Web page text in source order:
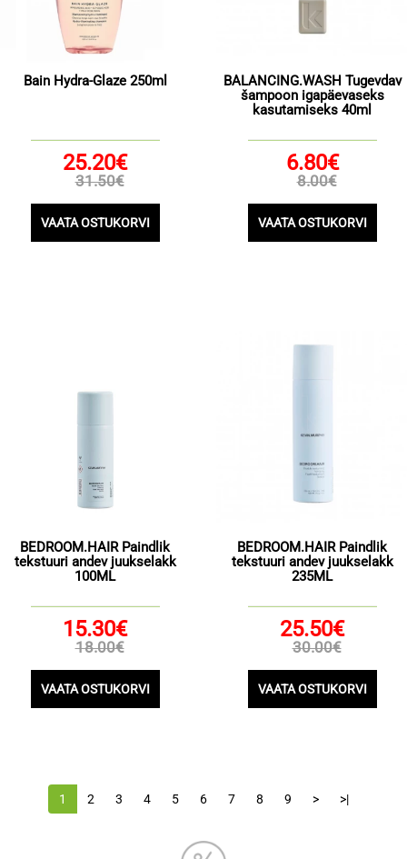
Bain Hydra-Glaze 250ml
25.20€
31.50€
VAATA OSTUKORVI
BALANCING.WASH Tugevdav
šampoon igapäevaseks
kasutamiseks 40ml
6.80€
8.00€
VAATA OSTUKORVI
BEDROOM.HAIR Paindlik
tekstuuri andev juukselakk
100ML
15.30€
18.00€
VAATA OSTUKORVI
BEDROOM.HAIR Paindlik
tekstuuri andev juukselakk
235ML
25.50€
30.00€
VAATA OSTUKORVI
1 2 3 4 5 6 7 8 9 > >|